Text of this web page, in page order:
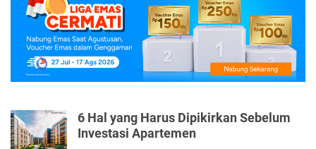
6 Hal yang Harus Dipikirkan Sebelum
Investasi Apartemen